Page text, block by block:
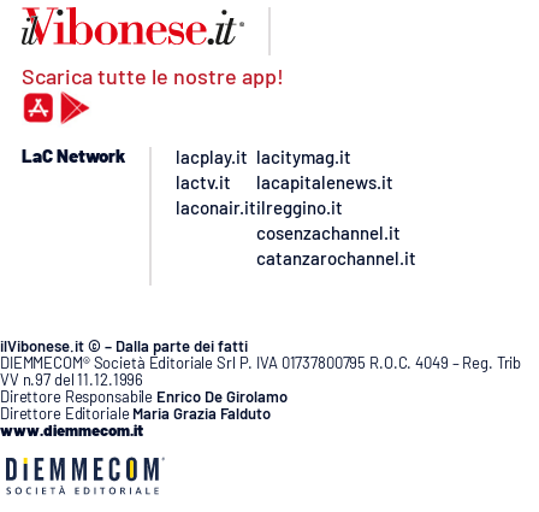
Scarica tutte le nostre app!
LaC Network
lacplay.it
lactv.it
laconair.it
lacitymag.it
lacapitalenews.it
ilreggino.it
cosenzachannel.it
catanzarochannel.it
ilVibonese.it © – Dalla parte dei fatti
DIEMMECOM® Società Editoriale Srl P. IVA 01737800795 R.O.C. 4049 – Reg. Trib
VV n.97 del 11.12.1996
Direttore Responsabile Enrico De Girolamo
Direttore Editoriale Maria Grazia Falduto
www.diemmecom.it